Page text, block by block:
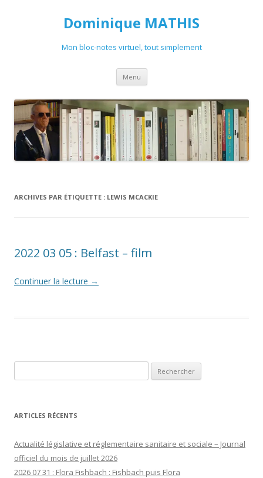
Dominique MATHIS
Mon bloc-notes virtuel, tout simplement
Menu Aller
contenu
ARCHIVES PAR ÉTIQUETTE : LEWIS MCACKIE
2022 03 05 : Belfast – film
Continuer la lecture →
ARTICLES RÉCENTS
Actualité législative et réglementaire sanitaire et sociale – Journal
officiel du mois de juillet 2026
2026 07 31 : Flora Fishbach : Fishbach puis Flora